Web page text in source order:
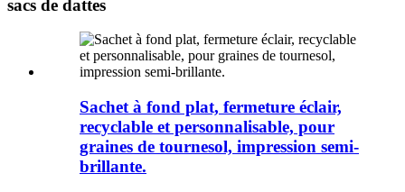
sacs de dattes
Sachet à fond plat, fermeture éclair,
recyclable et personnalisable, pour
graines de tournesol, impression semi-
brillante.